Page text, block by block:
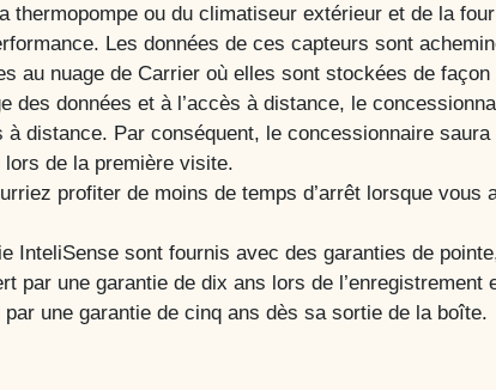
thermopompe ou du climatiseur extérieur et de la
Les données de ces capteurs sont
au nuage de Carrier où elles sont stockées de
des données et à l’accès à distance, le
distance. Par conséquent, le concessionnaire
de la première visite.
profiter de moins de temps d’arrêt lorsque vous
InteliSense sont fournis avec des garanties de
par une garantie de dix ans lors de l’enregistrement
une garantie de cinq ans dès sa sortie de la boîte.